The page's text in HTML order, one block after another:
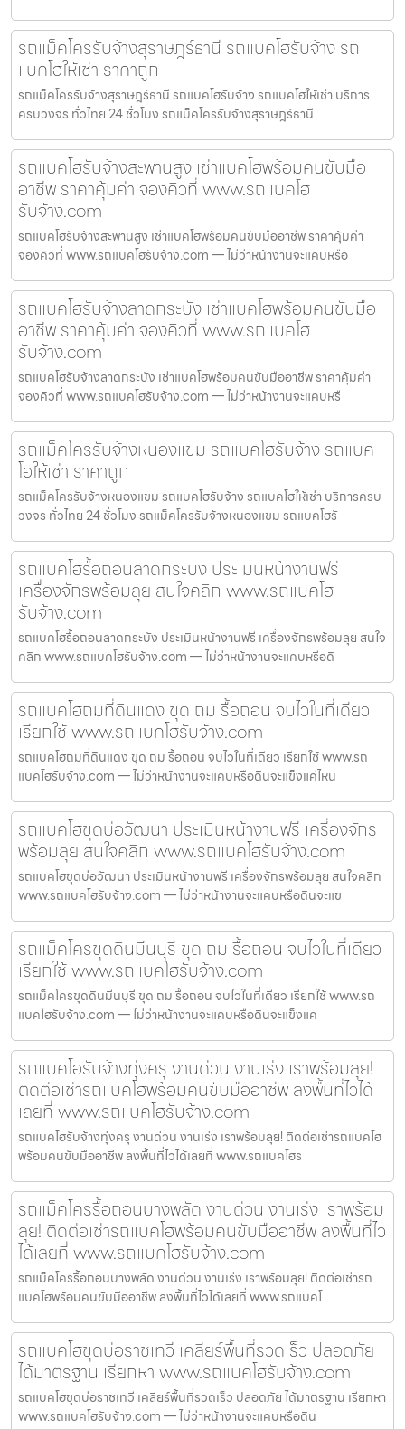
รถแม็คโครรับจ้างสุราษฎร์ธานี รถแบคโฮรับจ้าง รถ
แบคโฮให้เช่า ราคาถูก
รถแม็คโครรับจ้างสุราษฎร์ธานี รถแบคโฮรับจ้าง รถแบคโฮให้เช่า บริการ
ครบวงจร ทั่วไทย 24 ชั่วโมง รถแม็คโครรับจ้างสุราษฎร์ธานี
รถแบคโฮรับจ้างสะพานสูง เช่าแบคโฮพร้อมคนขับมือ
อาชีพ ราคาคุ้มค่า จองคิวที่ www.รถแบคโฮ
รับจ้าง.com
รถแบคโฮรับจ้างสะพานสูง เช่าแบคโฮพร้อมคนขับมืออาชีพ ราคาคุ้มค่า
จองคิวที่ www.รถแบคโฮรับจ้าง.com — ไม่ว่าหน้างานจะแคบหรือ
รถแบคโฮรับจ้างลาดกระบัง เช่าแบคโฮพร้อมคนขับมือ
อาชีพ ราคาคุ้มค่า จองคิวที่ www.รถแบคโฮ
รับจ้าง.com
รถแบคโฮรับจ้างลาดกระบัง เช่าแบคโฮพร้อมคนขับมืออาชีพ ราคาคุ้มค่า
จองคิวที่ www.รถแบคโฮรับจ้าง.com — ไม่ว่าหน้างานจะแคบหรื
รถแม็คโครรับจ้างหนองแขม รถแบคโฮรับจ้าง รถแบค
โฮให้เช่า ราคาถูก
รถแม็คโครรับจ้างหนองแขม รถแบคโฮรับจ้าง รถแบคโฮให้เช่า บริการครบ
วงจร ทั่วไทย 24 ชั่วโมง รถแม็คโครรับจ้างหนองแขม รถแบคโฮรั
รถแบคโฮรื้อถอนลาดกระบัง ประเมินหน้างานฟรี
เครื่องจักรพร้อมลุย สนใจคลิก www.รถแบคโฮ
รับจ้าง.com
รถแบคโฮรื้อถอนลาดกระบัง ประเมินหน้างานฟรี เครื่องจักรพร้อมลุย สนใจ
คลิก www.รถแบคโฮรับจ้าง.com — ไม่ว่าหน้างานจะแคบหรือดิ
รถแบคโฮถมที่ดินแดง ขุด ถม รื้อถอน จบไวในที่เดียว
เรียกใช้ www.รถแบคโฮรับจ้าง.com
รถแบคโฮถมที่ดินแดง ขุด ถม รื้อถอน จบไวในที่เดียว เรียกใช้ www.รถ
แบคโฮรับจ้าง.com — ไม่ว่าหน้างานจะแคบหรือดินจะแข็งแค่ไหน
รถแบคโฮขุดบ่อวัฒนา ประเมินหน้างานฟรี เครื่องจักร
พร้อมลุย สนใจคลิก www.รถแบคโฮรับจ้าง.com
รถแบคโฮขุดบ่อวัฒนา ประเมินหน้างานฟรี เครื่องจักรพร้อมลุย สนใจคลิก
www.รถแบคโฮรับจ้าง.com — ไม่ว่าหน้างานจะแคบหรือดินจะแข
รถแม็คโครขุดดินมีนบุรี ขุด ถม รื้อถอน จบไวในที่เดียว
เรียกใช้ www.รถแบคโฮรับจ้าง.com
รถแม็คโครขุดดินมีนบุรี ขุด ถม รื้อถอน จบไวในที่เดียว เรียกใช้ www.รถ
แบคโฮรับจ้าง.com — ไม่ว่าหน้างานจะแคบหรือดินจะแข็งแค
รถแบคโฮรับจ้างทุ่งครุ งานด่วน งานเร่ง เราพร้อมลุย!
ติดต่อเช่ารถแบคโฮพร้อมคนขับมืออาชีพ ลงพื้นที่ไวได้
เลยที่ www.รถแบคโฮรับจ้าง.com
รถแบคโฮรับจ้างทุ่งครุ งานด่วน งานเร่ง เราพร้อมลุย! ติดต่อเช่ารถแบคโฮ
พร้อมคนขับมืออาชีพ ลงพื้นที่ไวได้เลยที่ www.รถแบคโฮร
รถแม็คโครรื้อถอนบางพลัด งานด่วน งานเร่ง เราพร้อม
ลุย! ติดต่อเช่ารถแบคโฮพร้อมคนขับมืออาชีพ ลงพื้นที่ไว
ได้เลยที่ www.รถแบคโฮรับจ้าง.com
รถแม็คโครรื้อถอนบางพลัด งานด่วน งานเร่ง เราพร้อมลุย! ติดต่อเช่ารถ
แบคโฮพร้อมคนขับมืออาชีพ ลงพื้นที่ไวได้เลยที่ www.รถแบคโ
รถแบคโฮขุดบ่อราชเทวี เคลียร์พื้นที่รวดเร็ว ปลอดภัย
ได้มาตรฐาน เรียกหา www.รถแบคโฮรับจ้าง.com
รถแบคโฮขุดบ่อราชเทวี เคลียร์พื้นที่รวดเร็ว ปลอดภัย ได้มาตรฐาน เรียกหา
www.รถแบคโฮรับจ้าง.com — ไม่ว่าหน้างานจะแคบหรือดิน